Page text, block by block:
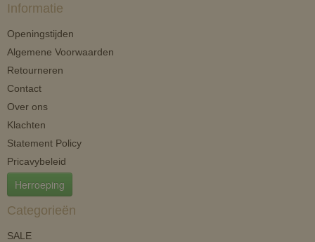
Informatie
Openingstijden
Algemene Voorwaarden
Retourneren
Contact
Over ons
Klachten
Statement Policy
Pricavybeleid
Herroeping
Categorieën
SALE